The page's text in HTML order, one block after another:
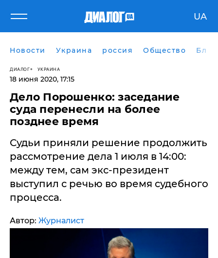
UA
Новости Украина россия Общество
ДИАЛОГ УКРАИНА
18 июня 2020, 17:15
Дело Порошенко: заседание
суда перенесли на более
позднее время
Судьи приняли решение продолжить
рассмотрение дела 1 июля в 14:00:
между тем, сам экс-президент
выступил с речью во время судебного
процесса.
Автор: Журналист